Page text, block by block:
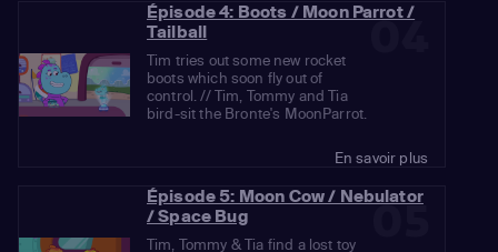
04
Épisode 4: Boots / Moon Parrot /
Tailball
Tim tries out some new rocket
boots which soon fly out of
control. // Tim, Tommy and Tia
bird-sit the Bronte's MoonParrot.
En savoir plus
05
Épisode 5: Moon Cow / Nebulator
/ Space Bug
Tim, Tommy & Tia find a lost toy